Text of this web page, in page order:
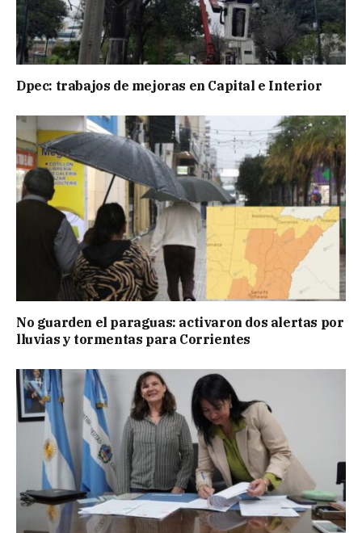
Dpec: trabajos de mejoras en Capital e Interior
No guarden el paraguas: activaron dos alertas por
lluvias y tormentas para Corrientes